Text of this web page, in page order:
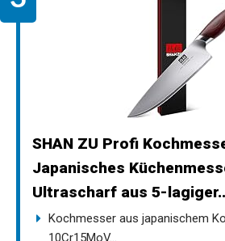
SHAN ZU Profi
Japanisches
Ultrascharf aus 5-
Kochmesser aus japanischem
10Cr15MoV...